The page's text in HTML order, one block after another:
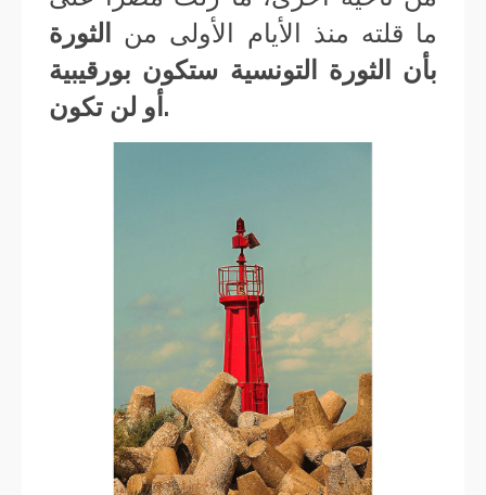
ما قلته منذ الأيام الأولى من
الثورة
بأن الثورة التونسية ستكون بورقيبية
أو لن تكون.